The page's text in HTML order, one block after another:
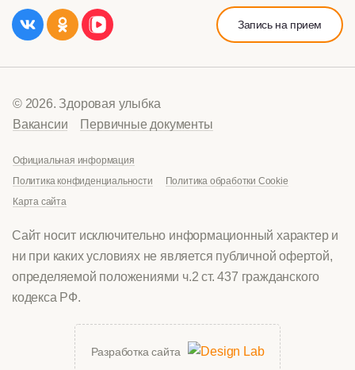
Запись на прием
© 2026. Здоровая улыбка
Вакансии
Первичные документы
Официальная информация
Политика конфиденциальности
Политика обработки Cookie
Карта сайта
Сайт носит исключительно информационный характер и
ни при каких условиях не является публичной офертой,
определяемой положениями ч.2 ст. 437 гражданского
кодекса РФ.
Разработка сайта